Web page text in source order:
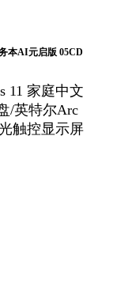
本AI元启版 05CD
11 家庭中文
/英特尔Arc
触控显示屏